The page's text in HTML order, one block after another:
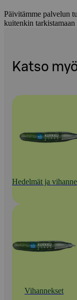
Päivitämme palvelun
kuitenkin tarkistamaan
Katso
Hedelmät ja
Vihannekset